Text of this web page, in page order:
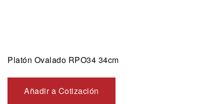
Platón Ovalado RPO34 34cm
Añadir a Cotización